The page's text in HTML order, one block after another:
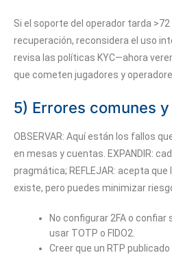
Si el soporte del operador tarda
recuperación, reconsidera el uso
revisa las políticas KYC—ahora
que cometen jugadores y
5) Errores comunes
OBSERVAR: Aquí están los fallos
en mesas y cuentas. EXPANDIR:
pragmática; REFLEJAR: acepta
existe, pero puedes minimizar
No configurar 2FA o confiar
usar TOTP o FIDO2.
Creer que un RTP